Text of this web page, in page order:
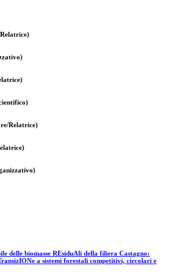
Relatrice)
delle biomasse REsiduAli della filiera Castagno:
a sistemi forestali competitivi, circolari e